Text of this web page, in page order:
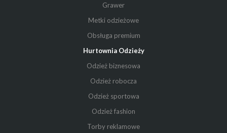
Grawer
Metki odzieżowe
Obsługa premium
Hurtownia Odzieży
Odzież biznesowa
Odzież robocza
Odzież sportowa
Odzież fashion
Torby reklamowe